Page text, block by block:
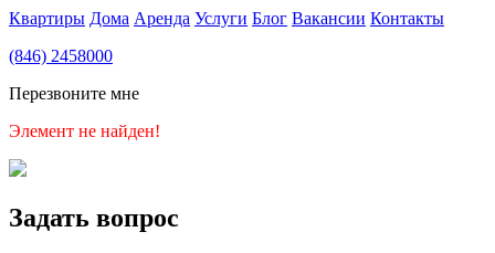
Квартиры Дома Аренда Услуги Блог Вакансии Контакты
(846) 2458000
Перезвоните мне
Элемент не найден!
Задать вопрос